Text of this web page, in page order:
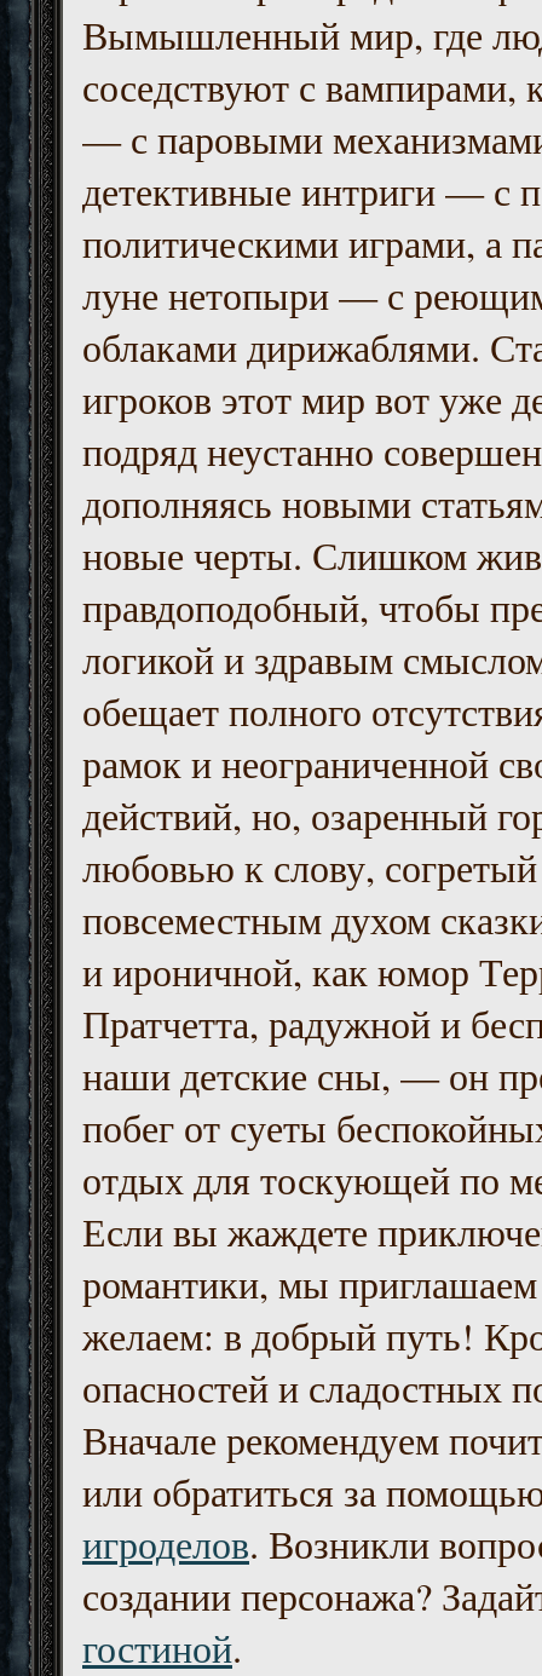
Вымышленный мир, где
соседствуют с вампирами,
— с паровыми
детективные интриги — с
политическими играми, а
луне нетопыри — с
облаками дирижаблями.
игроков этот мир вот уже
подряд неустанно
дополняясь новыми
новые черты. Слишком
правдоподобный, чтобы
логикой и здравым
обещает полного
рамок и неограниченной
действий, но, озаренный
любовью к слову, согретый
повсеместным духом
и ироничной, как юмор
Пратчетта, радужной и
наши детские сны, — он
побег от суеты
отдых для тоскующей по
Если вы жаждете
романтики, мы приглашаем
желаем: в добрый путь!
опасностей и сладостных
Вначале рекомендуем
или обратиться за
игроделов. Возникли
создании персонажа?
гостиной.